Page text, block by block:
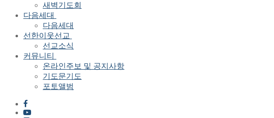
새벽기도회
다음세대
다음세대
선한이웃선교
선교소식
커뮤니티
온라인주보 및 공지사항
기도문기도
포토앨범